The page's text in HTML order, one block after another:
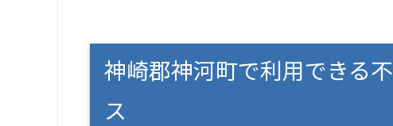
神崎郡神河町で利用できる
ス